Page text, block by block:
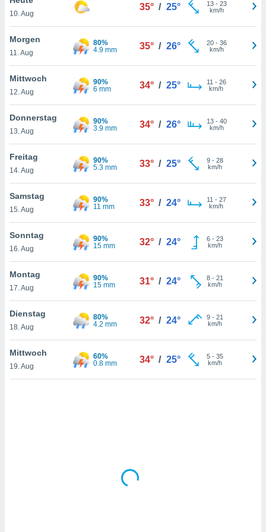
oder
Partner
es uns
das
der
Profil zu
Ihnen
finden
. Sie
jederzeit
Rand
10. Aug
35° / 25° 13- 23
km/h
Morgen
11. Aug
80%
4.9 mm
35° / 26° 20- 36
km/h
Mittwoch
12. Aug
90%
6 mm
34° / 25° 11 - 26
km/h
Donnerstag
13. Aug
90%
3.9 mm
34° / 26° 13- 40
km/h
Freitag
14. Aug
90%
5.3 mm
33° / 25° 9- 28
km/h
Samstag
15. Aug
90%
11 mm
33° / 24° 11 - 27
km/h
Sonntag
16. Aug
90%
15 mm
32° / 24° 6- 23
km/h
Montag
17. Aug
90%
15 mm
31° / 24° 8- 21
km/h
Dienstag
18. Aug
80%
4.2 mm
32° / 24° 9- 21
km/h
Mittwoch
19. Aug
60%
0.8 mm
34° / 25° 5- 35
km/h